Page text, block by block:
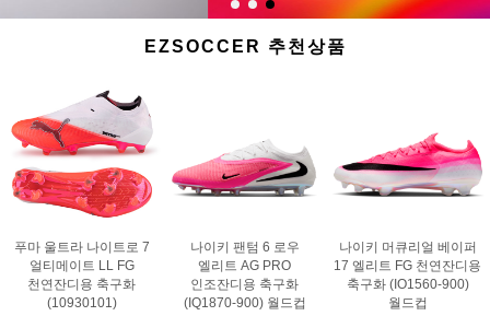
EZSOCCER 추천상품
푸마 울트라 나이트로 7
얼티메이트 LL FG
천연잔디용 축구화
(10930101)
나이키 팬텀 6 로우
엘리트 AG PRO
인조잔디용 축구화
(IQ1870-900) 월드컵
나이키 머큐리얼 베이퍼
17 엘리트 FG 천연잔디용
축구화 (IO1560-900)
월드컵